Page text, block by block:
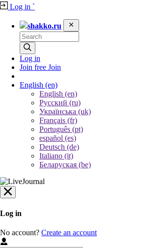
Log in `
shakko.ru
Log in
Join free Join
English (en)
English (en)
Русский (ru)
Українська (uk)
Français (fr)
Português (pt)
español (es)
Deutsch (de)
Italiano (it)
Беларуская (be)
Log in
No account? Create an account